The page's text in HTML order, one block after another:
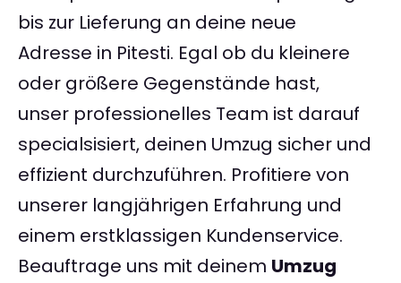
bis zur Lieferung an deine neue
Adresse in Pitesti. Egal ob du kleinere
oder größere Gegenstände hast,
unser professionelles Team ist darauf
specialsisiert, deinen Umzug sicher und
effizient durchzuführen. Profitiere von
unserer langjährigen Erfahrung und
einem erstklassigen Kundenservice.
Beauftrage uns mit deinem Umzug